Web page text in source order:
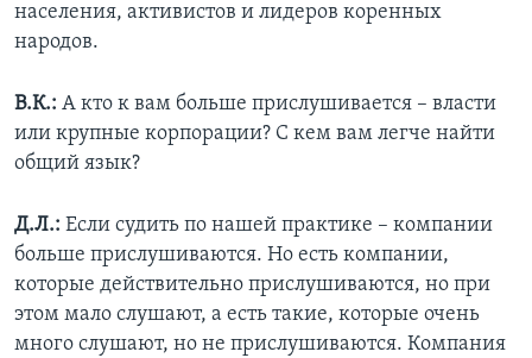
населения, активистов и лидеров коренных
народов.
В.К.: А кто к вам больше прислушивается – власти
или крупные корпорации? С кем вам легче найти
общий язык?
Д.Л.: Если судить по нашей практике – компании
больше прислушиваются. Но есть компании,
которые действительно прислушиваются, но при
этом мало слушают, а есть такие, которые очень
много слушают, но не прислушиваются. Компания